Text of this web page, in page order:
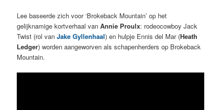
Lee baseerde zich voor ‘Brokeback Mountain’ op het
gelijknamige kortverhaal vanAnnie Proulx: rodeocowboy Jack
Twist (rol vanJake Gyllenhaal) en hulpje Ennis del Mar (Heath
Ledger) worden aangeworven als schapenherders op Brokeback
Mountain.